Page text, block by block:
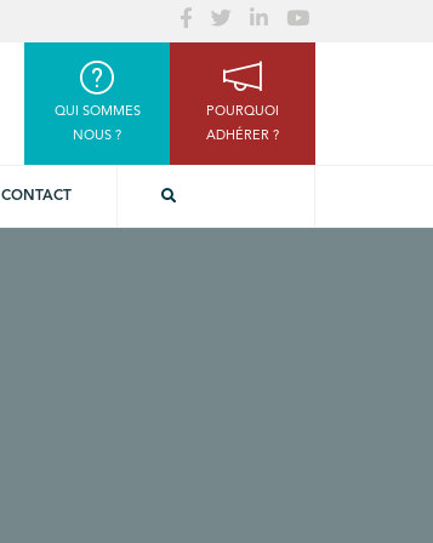
QUI SOMMES
NOUS ?
POURQUOI
ADHÉRER ?
CONTACT